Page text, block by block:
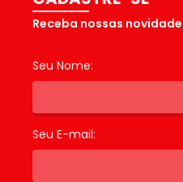
Receba nossas
Seu Nome:
Seu E-mail: